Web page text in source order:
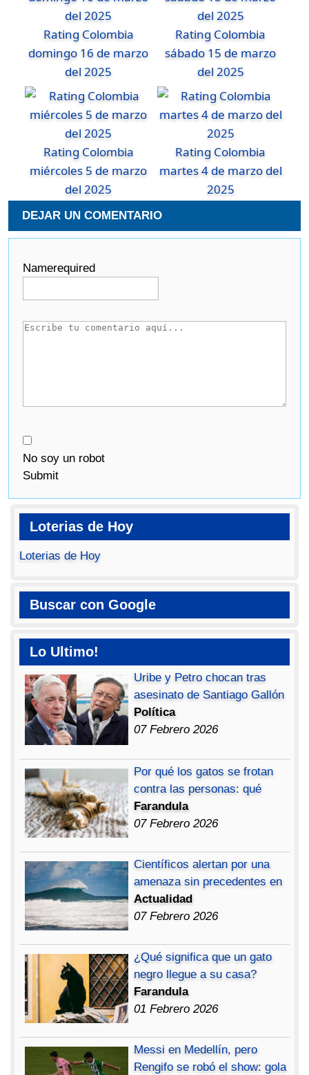
Rating Colombia
domingo 16 de marzo
del 2025
Rating Colombia
sábado 15 de marzo
del 2025
Rating Colombia
miércoles 5 de marzo
del 2025
Rating Colombia
martes 4 de marzo del
2025
DEJAR UN COMENTARIO
Namerequired
No soy un robot
Submit
Loterias de Hoy
Loterias de Hoy
Buscar con Google
Lo Ultimo!
Uribe y Petro chocan tras
asesinato de Santiago Gallón
Política
07 Febrero 2026
Por qué los gatos se frotan
contra las personas: qué
Farandula
07 Febrero 2026
Científicos alertan por una
amenaza sin precedentes en
Actualidad
07 Febrero 2026
¿Qué significa que un gato
negro llegue a su casa?
Farandula
01 Febrero 2026
Messi en Medellín, pero
Rengifo se robó el show: gola